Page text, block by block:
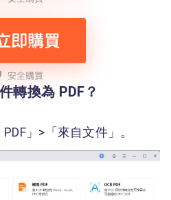
轉換為 PDF？
」>「來自文件」。